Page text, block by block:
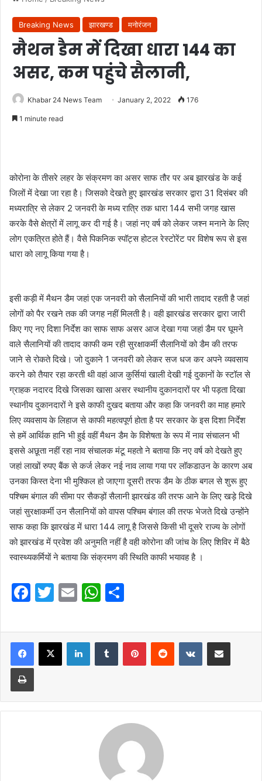
Breaking News झारखण्ड मनोरंजन
मैथन डैम में दिखा धारा 144 का
असर, कम पहुंचे सैलानी,
Khabar 24 News Team January 2, 2022 176
1 minute read
कोरोना के तीसरे लहर के संक्रमण का असर साफ तौर पर अब झारखंड के कई
जिलों में देखा जा रहा है। जिसको देखते हुए झारखंड सरकार द्वारा 31 दिसंबर की
मध्यरात्रि से लेकर 2 जनवरी के मध्य रात्रि तक धारा 144 सभी जगह खास
करके वैसे क्षेत्रों में लागू कर दी गई है। जहां नए वर्ष को लेकर जश्न मनाने के लिए
लोग एकत्रित होते हैं। वैसे पिकनिक स्पॉट्स होटल रेस्टोरेंट पर विशेष रूप से इस
धारा को लागू किया गया है।
इसी कड़ी में मैथन डैम जहां एक जनवरी को सैलानियों की भारी तादाद रहती है जहां
लोगों को पैर रखने तक की जगह नहीं मिलती है। वही झारखंड सरकार द्वारा जारी
किए गए नए दिशा निर्देश का साफ साफ असर आज देखा गया जहां डैम पर घूमने
वाले सैलानियों की तादाद काफी कम रही सुरक्षाकर्मी सैलानियों को डैम की तरफ
जाने से रोकते दिखे। जो दुकाने 1 जनवरी को लेकर सज धज कर अपने व्यवसाय
करने को तैयार रहा करती थी वहां आज कुर्सियां खाली देखी गई दुकानों के स्टॉल से
ग्राहक नदारद दिखे जिसका खासा असर स्थानीय दुकानदारों पर भी पड़ता दिखा
स्थानीय दुकानदारों ने इसे काफी दुखद बताया और कहा कि जनवरी का माह हमारे
लिए व्यवसाय के लिहाज से काफी महत्वपूर्ण होता है पर सरकार के इस दिशा निर्देश
से हमें आर्थिक हानि भी हुई वहीं मैथन डैम के विशेषता के रूप में नाव संचालन भी
इससे अछूता नहीं रहा नाव संचालक मंटू महतो ने बताया कि नए वर्ष को देखते हुए
जहां लाखों रुपए बैंक से कर्ज लेकर नई नाव लाया गया पर लॉकडाउन के कारण अब
उनका किस्त देना भी मुश्किल हो जाएगा दूसरी तरफ डैम के ठीक बगल से शुरू हुए
पश्चिम बंगाल की सीमा पर सैकड़ों सैलानी झारखंड की तरफ आने के लिए खड़े दिखे
जहां सुरक्षाकर्मी उन सैलानियों को वापस पश्चिम बंगाल की तरफ भेजते दिखे उन्होंने
साफ कहा कि झारखंड में धारा 144 लागू है जिससे किसी भी दूसरे राज्य के लोगों
को झारखंड में प्रवेश की अनुमति नहीं है वही कोरोना की जांच के लिए शिविर में बैठे
स्वास्थ्यकर्मियों ने बताया कि संक्रमण की स्थिति काफी भयावह है ।
F
c
e
b
o
o
T
itt
er
E
ai
l
W
at
s
A
p
ar
e
LinkedInTumblr PinterestReddit VKontakteShare via Email
Print